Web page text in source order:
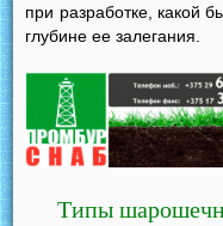
при разработке, какой
глубине ее залегания.
Типы